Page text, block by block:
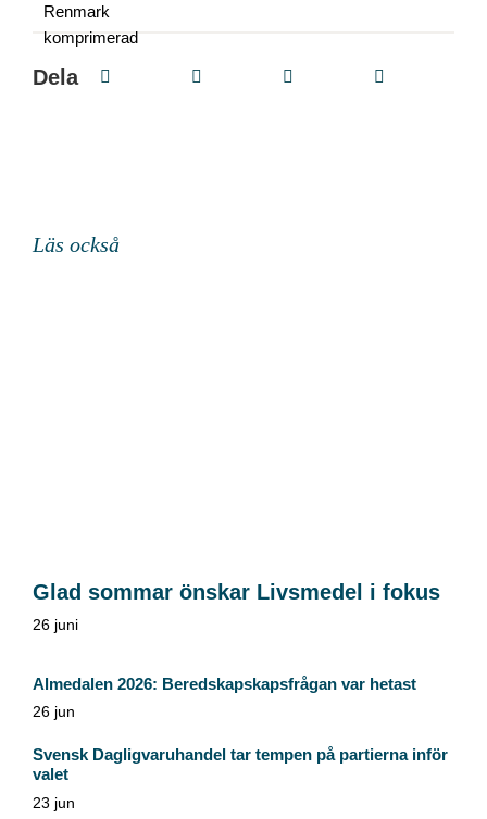
Dela
Läs också
Glad sommar önskar Livsmedel i fokus
26 juni
Almedalen 2026: Beredskapskapsfrågan var hetast
26 jun
Svensk Dagligvaruhandel tar tempen på partierna inför
valet
23 jun